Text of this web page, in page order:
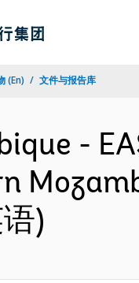
(En) 文件与报告库
-
)